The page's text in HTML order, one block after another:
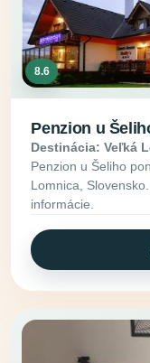
8.6
Penzion u
Destinácia: Veľká
Penzion u Šeliho
Lomnica,
informácie.